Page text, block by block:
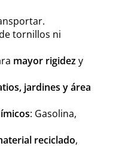
tornillos ni
mayor rigidezy
jardines y área
: Gasolina,
reciclado,